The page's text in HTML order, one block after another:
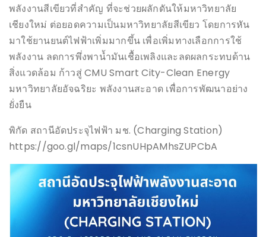
พลังงานสีเขียวที่สำคัญ ที่จะช่วยผลักดันให้มหาวิทยาลัย
เชียงใหม่ ต่อยอดความเป็นมหาวิทยาลัยสีเขียว โดยการหัน
มาใช้ยานยนต์ไฟฟ้าเพิ่มมากขึ้น เพื่อเพิ่มทางเลือกการใช้
พลังงาน ลดการพึ่งพาน้ำมันเชื้อเพลิงและลดผลกระทบด้าน
สิ่งแวดล้อม ก้าวสู่ CMU Smart City-Clean Energy
มหาวิทยาลัยอัจฉริยะ พลังงานสะอาด เพื่อการพัฒนาอย่าง
ยั่งยืน
พิกัด สถานีอัดประจุไฟฟ้า มช. (Charging Station)
https://goo.gl/maps/1csnUHpAMhsZUPCbA